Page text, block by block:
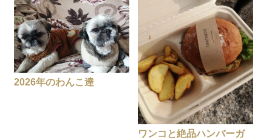
2026年のわんこ達
ワンコと絶品ハンバーガ